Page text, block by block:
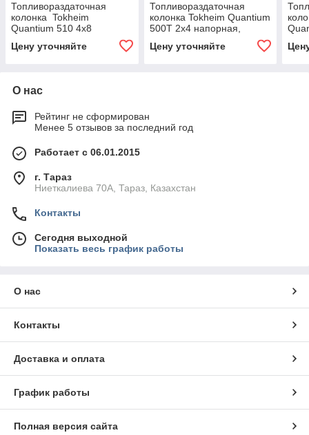
Топливораздаточная
колонка Tokheim
Quantium 510 4х8
Цену уточняйте
Топливораздаточная
колонка Tokheim Quantium
500T 2х4 напорная,
Цену уточняйте
О нас
Рейтинг не сформирован
Менее 5 отзывов за последний год
Работает с 06.01.2015
г. Тараз
Ниеткалиева 70А, Тараз, Казахстан
Контакты
Сегодня выходной
Показать весь график работы
О нас
Контакты
Доставка и оплата
График работы
Полная версия сайта